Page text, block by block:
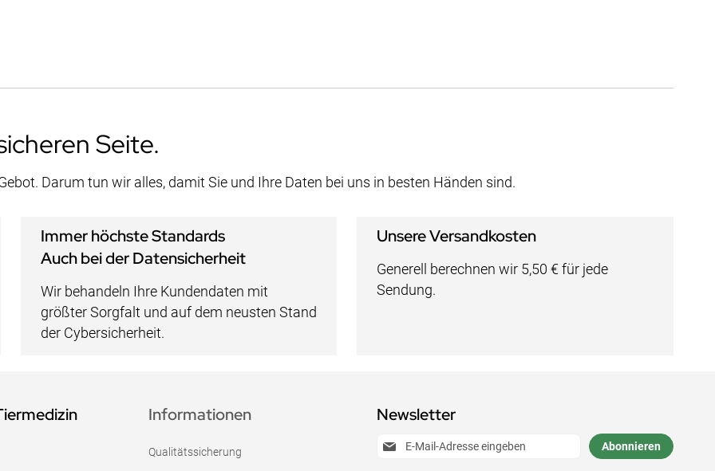
Seite.
Darum tun wir alles, damit Sie und Ihre Daten bei uns in besten Händen sind.
Immer höchste Standards
Auch bei der Datensicherheit
Wir behandeln Ihre Kundendaten mit
größter Sorgfalt und auf dem neusten Stand
der Cybersicherheit.
Unsere Versandkosten
Generell berechnen wir 5,50 € für jede
Sendung.
Newsletter
Anmeldung
Abonnieren
Informationen
Qualitätssicherung